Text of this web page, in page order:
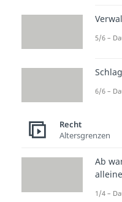
Ein
wieder
5/6 –
6/6 –
Recht
Altersgrenzen
Ab
1/4 –